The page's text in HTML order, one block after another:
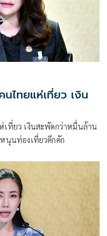
ไทยแห่เที่ยว เงิน
เที่ยว เงินสะพัดกว่าหมื่นล้าน
นุนท่องเที่ยวคึกคัก